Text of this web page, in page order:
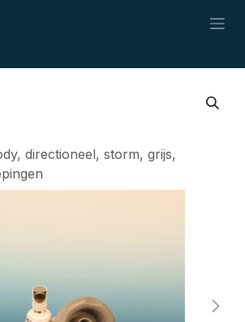
directioneel, storm, grijs,